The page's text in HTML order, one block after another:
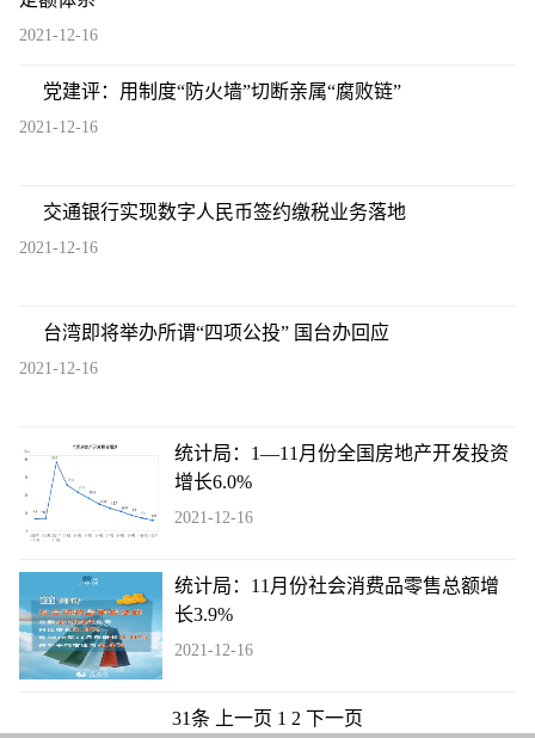
2021-12-16
党建评：用制度“防火墙”切断亲属“腐败链”
2021-12-16
交通银行实现数字人民币签约缴税业务落地
2021-12-16
台湾即将举办所谓“四项公投” 国台办回应
2021-12-16
统计局：1—11月份全国房地产开发投资
增长6.0%
2021-12-16
统计局：11月份社会消费品零售总额增
长3.9%
2021-12-16
31条 上一页 1 2 下一页